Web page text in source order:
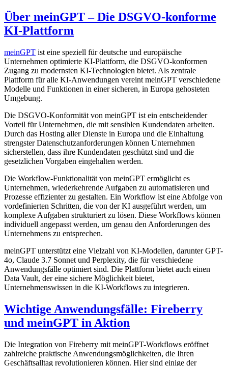
Über meinGPT – Die DSGVO-konforme
KI-Plattform
meinGPT ist eine speziell für deutsche und europäische
Unternehmen optimierte KI-Plattform, die DSGVO-konformen
Zugang zu modernsten KI-Technologien bietet. Als zentrale
Plattform für alle KI-Anwendungen vereint meinGPT verschiedene
Modelle und Funktionen in einer sicheren, in Europa gehosteten
Umgebung.
Die DSGVO-Konformität von meinGPT ist ein entscheidender
Vorteil für Unternehmen, die mit sensiblen Kundendaten arbeiten.
Durch das Hosting aller Dienste in Europa und die Einhaltung
strengster Datenschutzanforderungen können Unternehmen
sicherstellen, dass ihre Kundendaten geschützt sind und die
gesetzlichen Vorgaben eingehalten werden.
Die Workflow-Funktionalität von meinGPT ermöglicht es
Unternehmen, wiederkehrende Aufgaben zu automatisieren und
Prozesse effizienter zu gestalten. Ein Workflow ist eine Abfolge von
vordefinierten Schritten, die von der KI ausgeführt werden, um
komplexe Aufgaben strukturiert zu lösen. Diese Workflows können
individuell angepasst werden, um genau den Anforderungen des
Unternehmens zu entsprechen.
meinGPT unterstützt eine Vielzahl von KI-Modellen, darunter GPT-
4o, Claude 3.7 Sonnet und Perplexity, die für verschiedene
Anwendungsfälle optimiert sind. Die Plattform bietet auch einen
Data Vault, der eine sichere Möglichkeit bietet,
Unternehmenswissen in die KI-Workflows zu integrieren.
Wichtige Anwendungsfälle: Fireberry
und meinGPT in Aktion
Die Integration von Fireberry mit meinGPT-Workflows eröffnet
zahlreiche praktische Anwendungsmöglichkeiten, die Ihren
Geschäftsalltag revolutionieren können. Hier sind einige der